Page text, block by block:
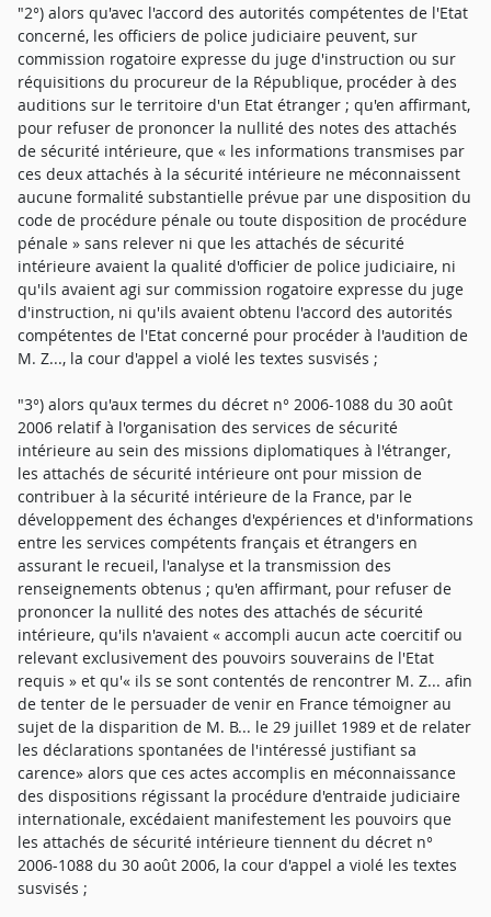
"2°) alors qu'avec l'accord des autorités compétentes de l'Etat
concerné, les officiers de police judiciaire peuvent, sur
commission rogatoire expresse du juge d'instruction ou sur
réquisitions du procureur de la République, procéder à des
auditions sur le territoire d'un Etat étranger ; qu'en affirmant,
pour refuser de prononcer la nullité des notes des attachés
de sécurité intérieure, que « les informations transmises par
ces deux attachés à la sécurité intérieure ne méconnaissent
aucune formalité substantielle prévue par une disposition du
code de procédure pénale ou toute disposition de procédure
pénale » sans relever ni que les attachés de sécurité
intérieure avaient la qualité d'officier de police judiciaire, ni
qu'ils avaient agi sur commission rogatoire expresse du juge
d'instruction, ni qu'ils avaient obtenu l'accord des autorités
compétentes de l'Etat concerné pour procéder à l'audition de
M. Z..., la cour d'appel a violé les textes susvisés ;
"3°) alors qu'aux termes du décret n° 2006-1088 du 30 août
2006 relatif à l'organisation des services de sécurité
intérieure au sein des missions diplomatiques à l'étranger,
les attachés de sécurité intérieure ont pour mission de
contribuer à la sécurité intérieure de la France, par le
développement des échanges d'expériences et d'informations
entre les services compétents français et étrangers en
assurant le recueil, l'analyse et la transmission des
renseignements obtenus ; qu'en affirmant, pour refuser de
prononcer la nullité des notes des attachés de sécurité
intérieure, qu'ils n'avaient « accompli aucun acte coercitif ou
relevant exclusivement des pouvoirs souverains de l'Etat
requis » et qu'« ils se sont contentés de rencontrer M. Z... afin
de tenter de le persuader de venir en France témoigner au
sujet de la disparition de M. B... le 29 juillet 1989 et de relater
les déclarations spontanées de l'intéressé justifiant sa
carence» alors que ces actes accomplis en méconnaissance
des dispositions régissant la procédure d'entraide judiciaire
internationale, excédaient manifestement les pouvoirs que
les attachés de sécurité intérieure tiennent du décret n°
2006-1088 du 30 août 2006, la cour d'appel a violé les textes
susvisés ;